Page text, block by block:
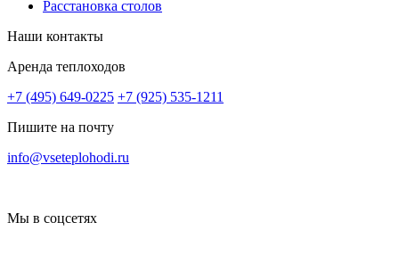
Расстановка столов
Наши контакты
Аренда теплоходов
+7 (495) 649-0225 +7 (925) 535-1211
Пишите на почту
info@vseteplohodi.ru
Мы в соцсетях